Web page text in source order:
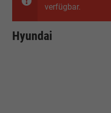
verfügbar.
Hyundai